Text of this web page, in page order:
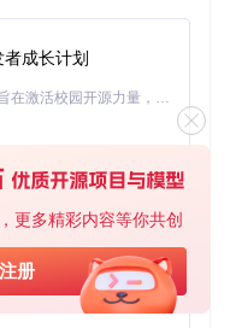
更多精彩内容等你共创
册
系统镜像或部署脚本
/gm2参数禁用提取对话
成长计划
「源启盛夏」暑期校园开发者成长计划旨在激活校园开源力量，通过积分激励、认证扶持、资源倾斜等形式，引导高校组织和开发者完成「入驻 — 建项目 — 做贡献 — 获认证 — 得资源」的完整闭环。无论你是想带领社团入驻平台的组织者，还是希望用代码贡献证明自己的开发者，都能在这里找到属于你的成长路径。
基于Python的Xiaozhi AI，适用于想要完整Xiaozhi体验而无需拥有专用硬件的用户。